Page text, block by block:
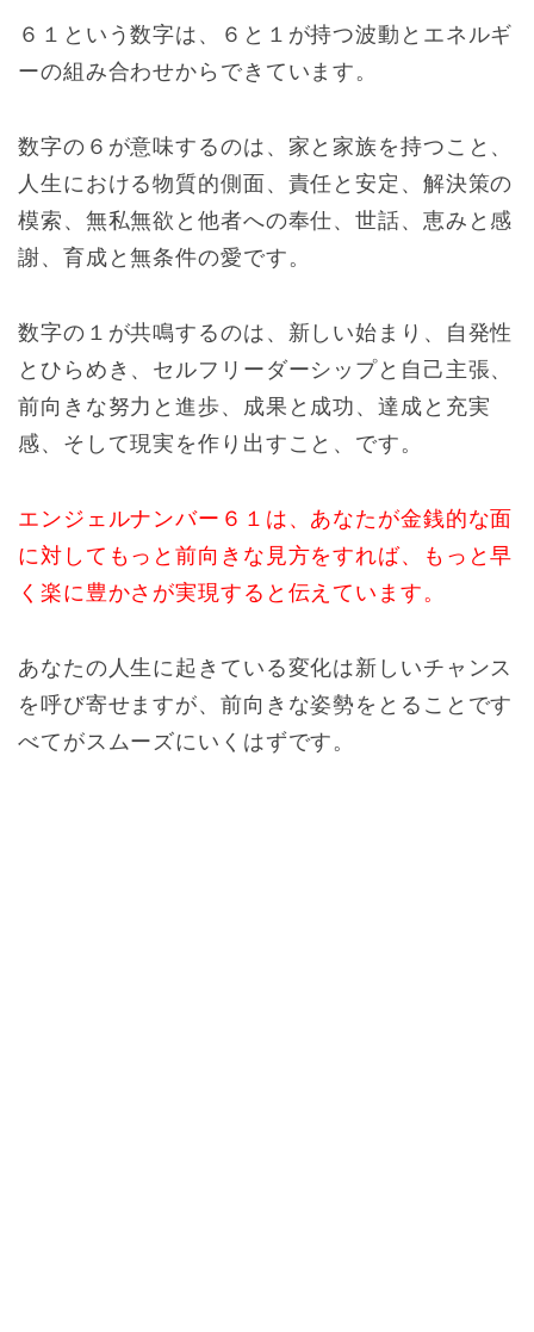
６１という数字は、６と１が持つ波動とエネルギ
ーの組み合わせからできています。
数字の６が意味するのは、家と家族を持つこと、
人生における物質的側面、責任と安定、解決策の
模索、無私無欲と他者への奉仕、世話、恵みと感
謝、育成と無条件の愛です。
数字の１が共鳴するのは、新しい始まり、自発性
とひらめき、セルフリーダーシップと自己主張、
前向きな努力と進歩、成果と成功、達成と充実
感、そして現実を作り出すこと、です。
エンジェルナンバー６１は、あなたが金銭的な面
に対してもっと前向きな見方をすれば、もっと早
く楽に豊かさが実現すると伝えています。
あなたの人生に起きている変化は新しいチャンス
を呼び寄せますが、前向きな姿勢をとることです
べてがスムーズにいくはずです。